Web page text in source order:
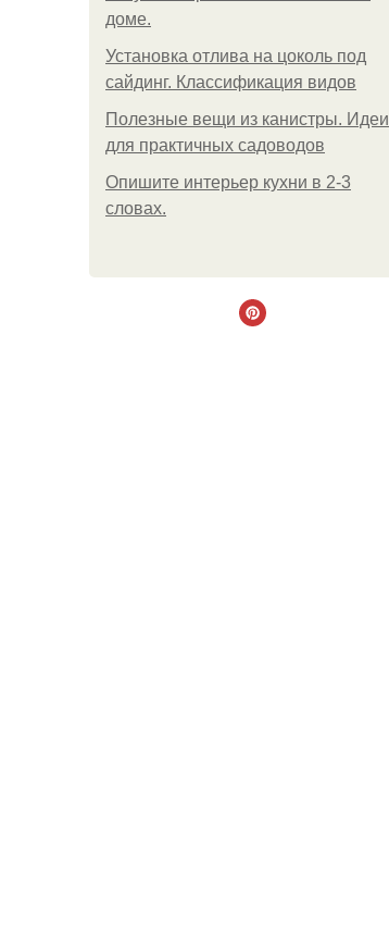
доме.
Установка отлива на цоколь под
сайдинг. Классификация видов
Полезные вещи из канистры. Идеи
для практичных садоводов
Опишите интерьер кухни в 2-3
словах.